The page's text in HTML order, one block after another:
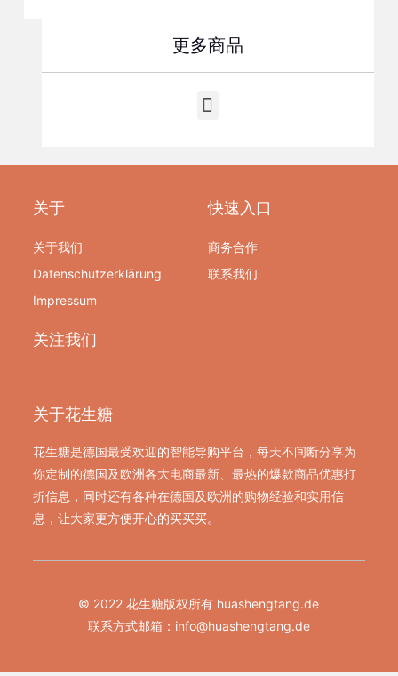
更多商品
关于
关于我们
Datenschutzerklärung
Impressum
快速入口
商务合作
联系我们
关注我们
关于花生糖
花生糖是德国最受欢迎的智能导购平台，每天不间断分享为
你定制的德国及欧洲各大电商最新、最热的爆款商品优惠打
折信息，同时还有各种在德国及欧洲的购物经验和实用信
息，让大家更方便开心的买买买。
© 2022 花生糖版权所有 huashengtang.de
联系方式邮箱： info@huashengtang.de